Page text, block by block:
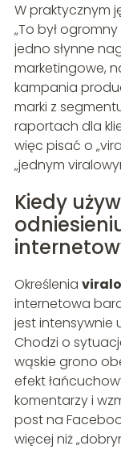
W praktycznym
„To był
jedno słynne
marketingowe,
kampania
marki z
raportach dla
więc pisać o
„jednym
Kiedy
Określenia
internetowa
jest intensywnie
Chodzi o
wąskie grono
efekt
komentarzy i
post na
więcej niż